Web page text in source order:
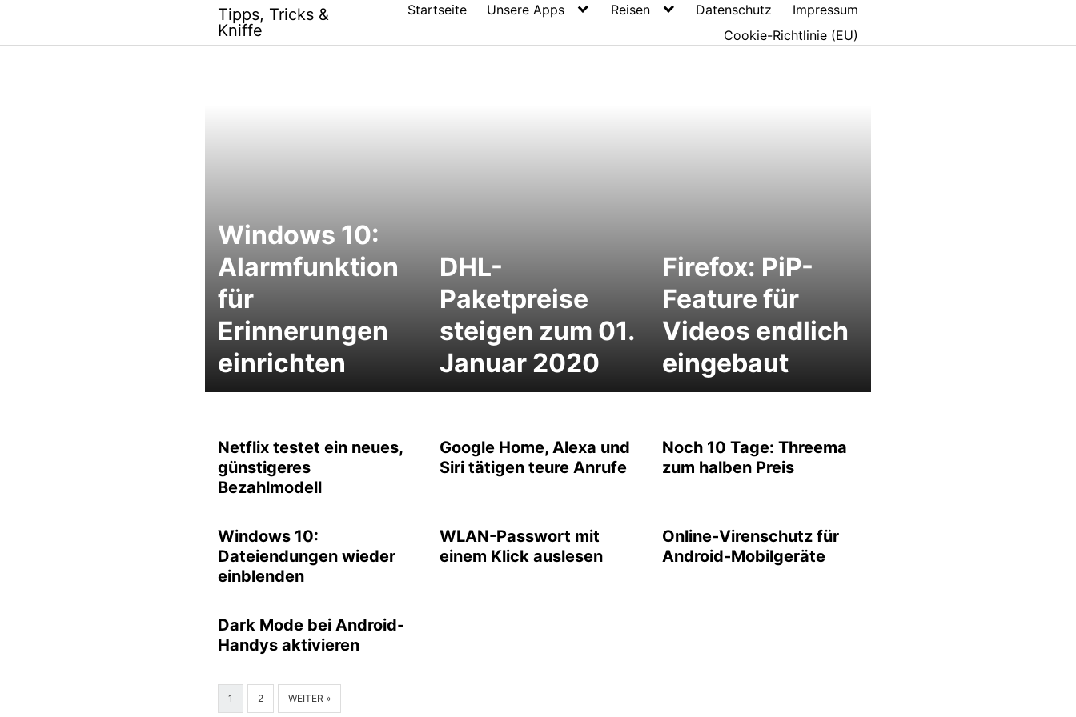
content
Tipps, Tricks &
Kniffe
Startseite Unsere Apps Reisen Datenschutz
Impressum
Cookie-Richtlinie (EU)
Windows 10:
Alarmfunktion
für
Erinnerungen
einrichten
DHL-
Paketpreise
steigen zum 01.
Januar 2020
Firefox: PiP-
Feature für
Videos endlich
eingebaut
Netflix testet ein neues,
günstigeres
Bezahlmodell
Google Home, Alexa und
Siri tätigen teure Anrufe
Noch 10 Tage: Threema
zum halben Preis
Windows 10:
Dateiendungen wieder
einblenden
WLAN-Passwort mit
einem Klick auslesen
Online-Virenschutz für
Android-Mobilgeräte
Dark Mode bei Android-
Handys aktivieren
1 2 WEITER »